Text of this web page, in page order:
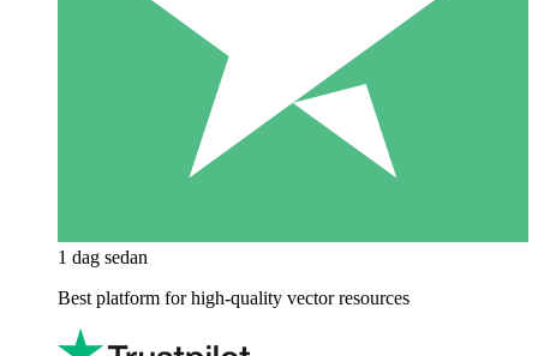
1 dag sedan
Best platform for high-quality vector resources